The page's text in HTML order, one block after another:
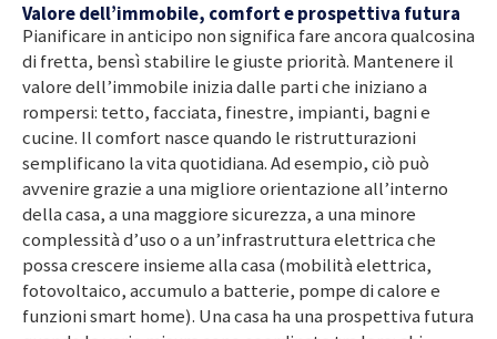
Valore dell’immobile, comfort e prospettiva futura
Pianificare in anticipo non significa fare ancora qualcosina
di fretta, bensì stabilire le giuste priorità. Mantenere il
valore dell’immobile inizia dalle parti che iniziano a
rompersi: tetto, facciata, finestre, impianti, bagni e
cucine. Il comfort nasce quando le ristrutturazioni
semplificano la vita quotidiana. Ad esempio, ciò può
avvenire grazie a una migliore orientazione all’interno
della casa, a una maggiore sicurezza, a una minore
complessità d’uso o a un’infrastruttura elettrica che
possa crescere insieme alla casa (mobilità elettrica,
fotovoltaico, accumulo a batterie, pompe di calore e
funzioni smart home). Una casa ha una prospettiva futura